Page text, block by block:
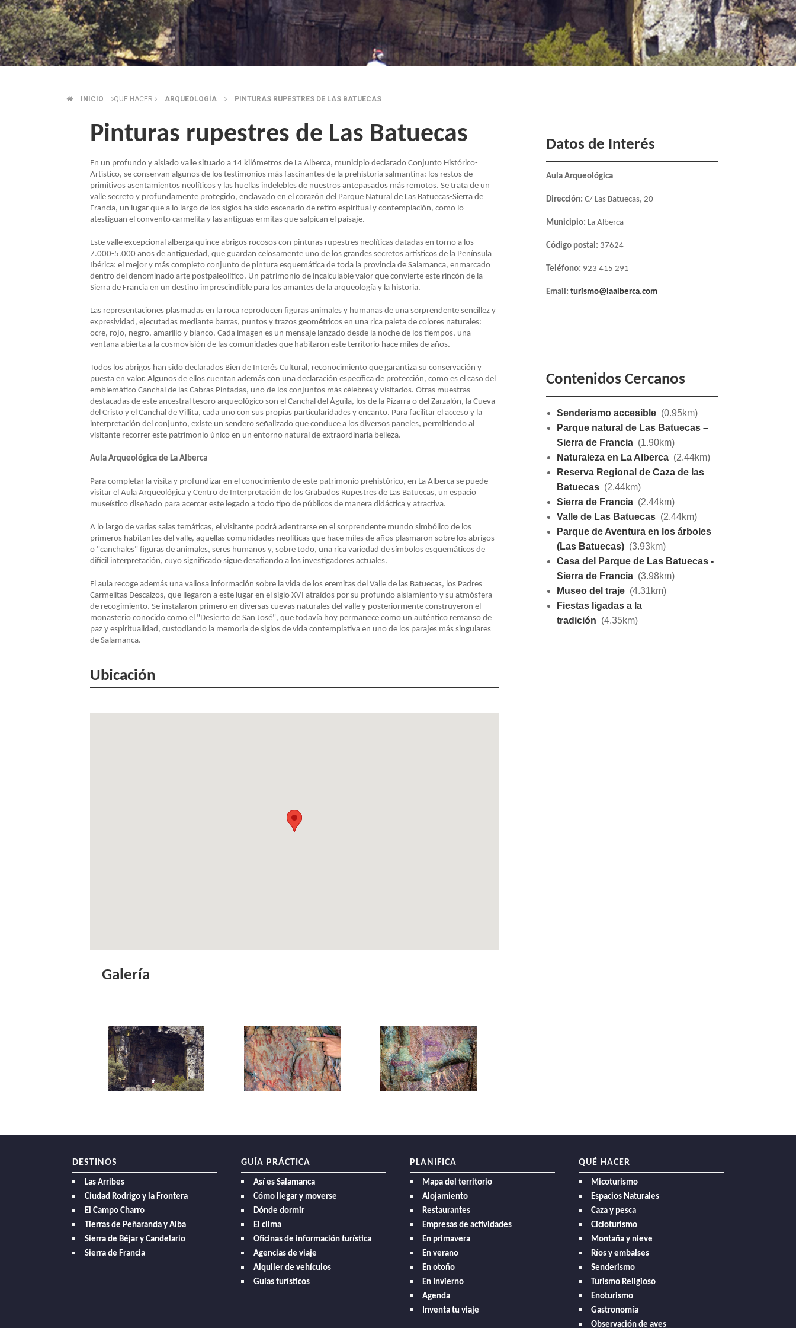
SOBRESCRIBIR
ENLACES
AYUDA
NAVEGACIÓN
INICIO QUE HACER ARQUEOLOGÍA PINTURAS RUPESTRES DE LAS BATUECAS
Pinturas rupestres de Las Batuecas
En un profundo y aislado valle situado a 14 kilómetros de La Alberca, municipio declarado Conjunto Histórico-
Artístico, se conservan algunos de los testimonios más fascinantes de la prehistoria salmantina: los restos de
primitivos asentamientos neolíticos y las huellas indelebles de nuestros antepasados más remotos. Se trata de un
valle secreto y profundamente protegido, enclavado en el corazón del Parque Natural de Las Batuecas-Sierra de
Francia, un lugar que a lo largo de los siglos ha sido escenario de retiro espiritual y contemplación, como lo
atestiguan el convento carmelita y las antiguas ermitas que salpican el paisaje.
Este valle excepcional alberga quince abrigos rocosos con pinturas rupestres neolíticas datadas en torno a los
7.000-5.000 años de antigüedad, que guardan celosamente uno de los grandes secretos artísticos de la Península
Ibérica: el mejor y más completo conjunto de pintura esquemática de toda la provincia de Salamanca, enmarcado
dentro del denominado arte postpaleolítico. Un patrimonio de incalculable valor que convierte este rincón de la
Sierra de Francia en un destino imprescindible para los amantes de la arqueología y la historia.
Las representaciones plasmadas en la roca reproducen figuras animales y humanas de una sorprendente sencillez y
expresividad, ejecutadas mediante barras, puntos y trazos geométricos en una rica paleta de colores naturales:
ocre, rojo, negro, amarillo y blanco. Cada imagen es un mensaje lanzado desde la noche de los tiempos, una
ventana abierta a la cosmovisión de las comunidades que habitaron este territorio hace miles de años.
Todos los abrigos han sido declarados Bien de Interés Cultural, reconocimiento que garantiza su conservación y
puesta en valor. Algunos de ellos cuentan además con una declaración específica de protección, como es el caso del
emblemático Canchal de las Cabras Pintadas, uno de los conjuntos más célebres y visitados. Otras muestras
destacadas de este ancestral tesoro arqueológico son el Canchal del Águila, los de la Pizarra o del Zarzalón, la Cueva
del Cristo y el Canchal de Villita, cada uno con sus propias particularidades y encanto. Para facilitar el acceso y la
interpretación del conjunto, existe un sendero señalizado que conduce a los diversos paneles, permitiendo al
visitante recorrer este patrimonio único en un entorno natural de extraordinaria belleza.
Aula Arqueológica de La Alberca
Para completar la visita y profundizar en el conocimiento de este patrimonio prehistórico, en La Alberca se puede
visitar el Aula Arqueológica y Centro de Interpretación de los Grabados Rupestres de Las Batuecas, un espacio
museístico diseñado para acercar este legado a todo tipo de públicos de manera didáctica y atractiva.
A lo largo de varias salas temáticas, el visitante podrá adentrarse en el sorprendente mundo simbólico de los
primeros habitantes del valle, aquellas comunidades neolíticas que hace miles de años plasmaron sobre los abrigos
o "canchales" figuras de animales, seres humanos y, sobre todo, una rica variedad de símbolos esquemáticos de
difícil interpretación, cuyo significado sigue desafiando a los investigadores actuales.
El aula recoge además una valiosa información sobre la vida de los eremitas del Valle de las Batuecas, los Padres
Carmelitas Descalzos, que llegaron a este lugar en el siglo XVI atraídos por su profundo aislamiento y su atmósfera
de recogimiento. Se instalaron primero en diversas cuevas naturales del valle y posteriormente construyeron el
monasterio conocido como el "Desierto de San José", que todavía hoy permanece como un auténtico remanso de
paz y espiritualidad, custodiando la memoria de siglos de vida contemplativa en uno de los parajes más singulares
de Salamanca.
Ubicación
Galería
Datos de Interés
Aula Arqueológica
Dirección: C/ Las Batuecas, 20
Municipio: La Alberca
Código postal: 37624
Teléfono: 923 415 291
Email: turismo@laalberca.com
Contenidos Cercanos
Senderismo accesible (0.95km)
Parque natural de Las Batuecas –
Sierra de Francia (1.90km)
Naturaleza en La Alberca (2.44km)
Reserva Regional de Caza de las
Batuecas (2.44km)
Sierra de Francia (2.44km)
Valle de Las Batuecas (2.44km)
Parque de Aventura en los árboles
(Las Batuecas) (3.93km)
Casa del Parque de Las Batuecas -
Sierra de Francia (3.98km)
Museo del traje (4.31km)
Fiestas ligadas a la
tradición (4.35km)
DESTINOS
Las Arribes
Ciudad Rodrigo y la Frontera
El Campo Charro
Tierras de Peñaranda y Alba
Sierra de Béjar y Candelario
Sierra de Francia
GUÍA PRÁCTICA
Así es Salamanca
Cómo llegar y moverse
Dónde dormir
El clima
Oficinas de información turística
Agencias de viaje
Alquiler de vehículos
Guías turísticos
PLANIFICA
Mapa del territorio
Alojamiento
Restaurantes
Empresas de actividades
En primavera
En verano
En otoño
En Invierno
Agenda
Inventa tu viaje
QUÉ HACER
Micoturismo
Espacios Naturales
Caza y pesca
Cicloturismo
Montaña y nieve
Ríos y embalses
Senderismo
Turismo Religioso
Enoturismo
Gastronomía
Observación de aves